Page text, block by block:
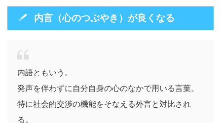
内言（心のつぶやき）が良くなる
内語ともいう。
発声を伴わずに自分自身の心のなかで用いる言葉。
特に社会的交渉の機能をそなえる外言と対比され
る。